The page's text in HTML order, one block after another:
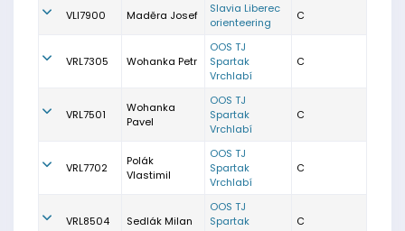
VLI7900 Maděra Josef
Slavia Liberec
orienteering
C
VRL7305 Wohanka Petr
OOS TJ
Spartak
Vrchlabí
C
VRL7501
Wohanka
Pavel
OOS TJ
Spartak
Vrchlabí
C
VRL7702
Polák
Vlastimil
OOS TJ
Spartak
Vrchlabí
C
VRL8504 Sedlák Milan
OOS TJ
Spartak
C